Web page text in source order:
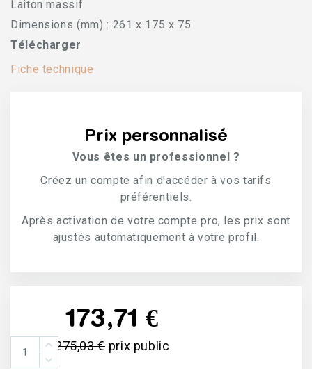
Laiton massif
Dimensions (mm) : 261 x 175 x 75
Télécharger
Fiche technique
Prix personnalisé
Vous êtes un professionnel ?
Créez un compte afin d'accéder à vos tarifs
préférentiels.
Après activation de votre compte pro, les prix sont
ajustés automatiquement à votre profil.
173,71 €
275,03 € prix public